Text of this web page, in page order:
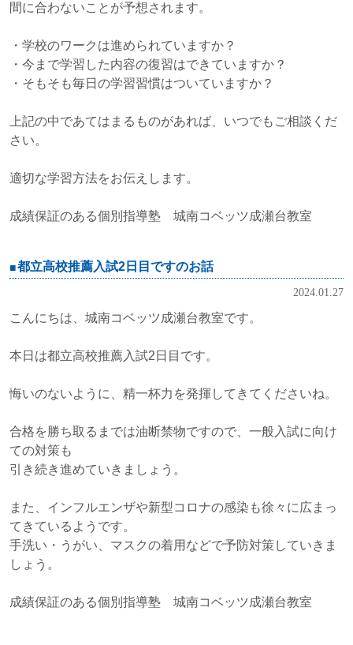
間に合わないことが予想されます。
・学校のワークは進められていますか？
・今まで学習した内容の復習はできていますか？
・そもそも毎日の学習習慣はついていますか？
上記の中であてはまるものがあれば、いつでもご相談くだ
さい。
適切な学習方法をお伝えします。
成績保証のある個別指導塾 城南コベッツ成瀬台教室
都立高校推薦入試2日目ですのお話
2024.01.27
こんにちは、城南コベッツ成瀬台教室です。
本日は都立高校推薦入試2日目です。
悔いのないように、精一杯力を発揮してきてくださいね。
合格を勝ち取るまでは油断禁物ですので、一般入試に向け
ての対策も
引き続き進めていきましょう。
また、インフルエンザや新型コロナの感染も徐々に広まっ
てきているようです。
手洗い・うがい、マスクの着用などで予防対策していきま
しょう。
成績保証のある個別指導塾 城南コベッツ成瀬台教室